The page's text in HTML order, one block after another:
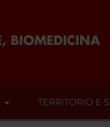
TERRITORIO E